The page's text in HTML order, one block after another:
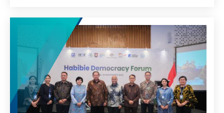
Abschluss der CEPA-Verhandlungen und
bestätigte die hohe strategische Bedeutung
der EU–Indonesien-Beziehungen im Kontext
globaler wirtschaftlicher Umbrüche.